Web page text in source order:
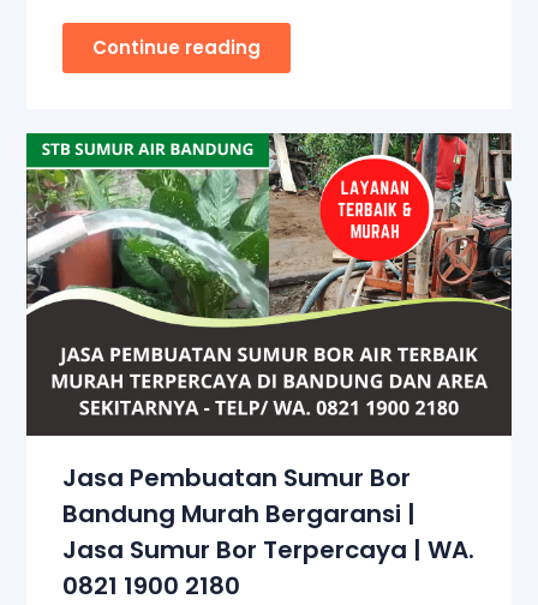
Continue reading
Jasa Pembuatan Sumur Bor
Bandung Murah Bergaransi |
Jasa Sumur Bor Terpercaya | WA.
0821 1900 2180